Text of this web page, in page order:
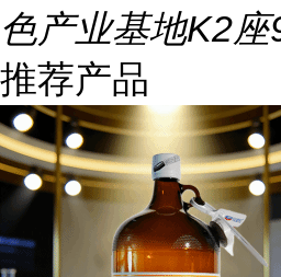
色产业基地K2
推荐产品